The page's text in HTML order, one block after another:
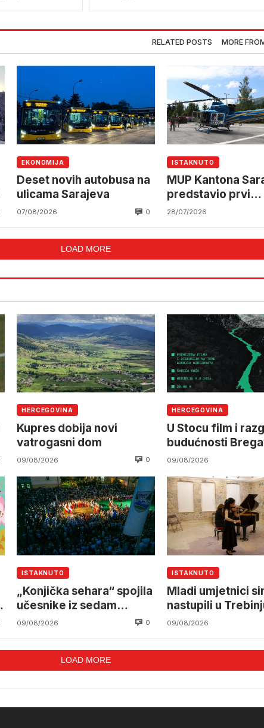
RELATED POSTS MORE
EKONOMIJA
Deset novih autobusa na
ulicama Sarajeva
07/08/2026 0
ISTAKNUTO
MUP Kantona
predstavio prvi
helikopter i
28/07/2026
LOAD MORE
HERCEGOVINA
Kupres dobija novi
vatrogasni dom
09/08/2026 0
HERCEGOVINA
U Stocu film i
budućnosti
09/08/2026
ISTAKNUTO
„Konjička sehara“ spojila
učesnike iz sedam
zemalja
09/08/2026 0
ISTAKNUTO
Mladi umjetnici
nastupili u
09/08/2026
LOAD MORE